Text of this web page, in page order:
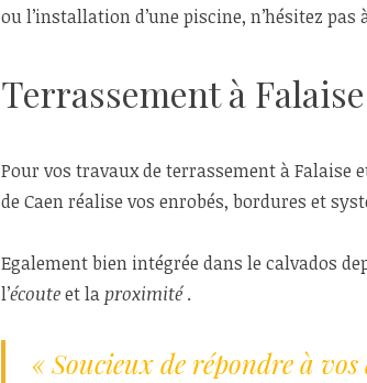
ou l’installation d’une piscine, n’hésitez
Terrassement à
Pour vos travaux de terrassement à Falaise
de Caen réalise vos enrobés, bordures et
Egalement bien intégrée dans le calvados
l’écouteet la proximité.
« Soucieux de répondre à